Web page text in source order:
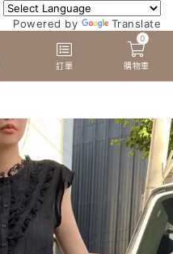
Powered by Translate
訂單
0
購物車